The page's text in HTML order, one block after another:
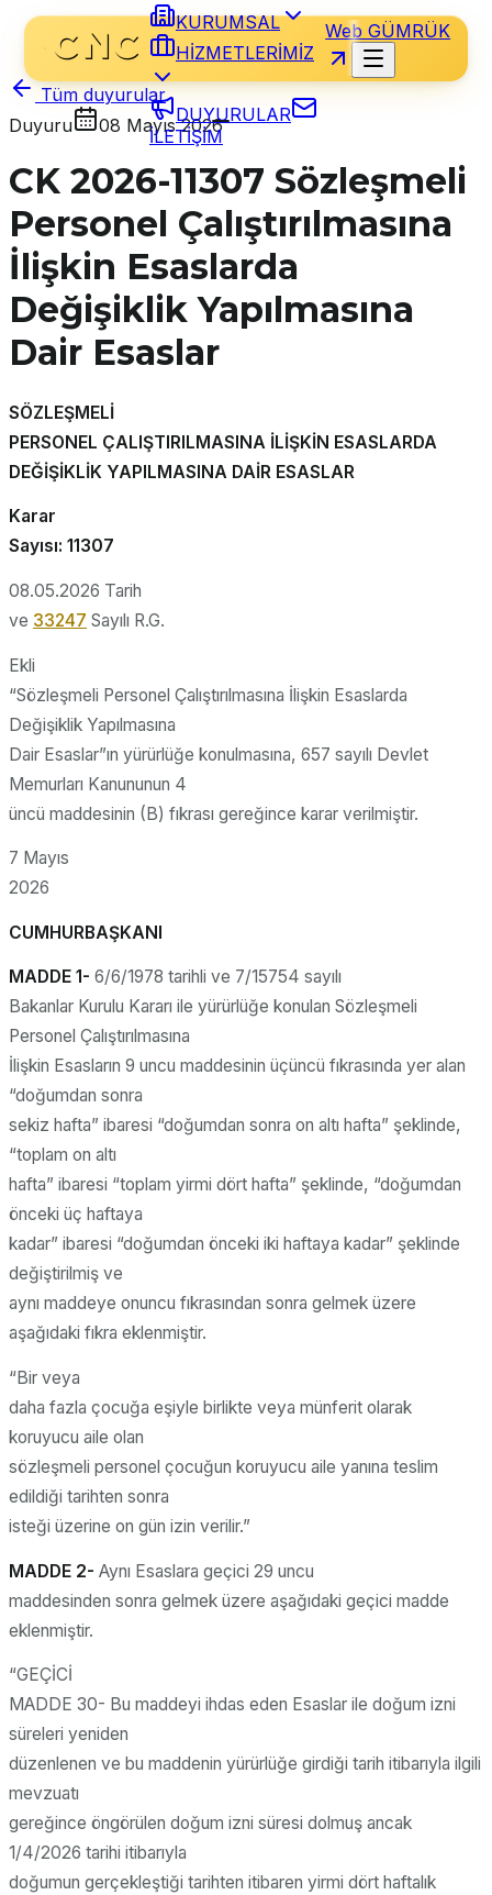
KURUMSAL
HİZMETLERİMİZ
DUYURULAR
İLETİŞİM
Web GÜMRÜK
Tüm duyurular
Duyuru
08 Mayıs 2026
CK 2026-11307 Sözleşmeli
Personel Çalıştırılmasına
İlişkin Esaslarda
Değişiklik Yapılmasına
Dair Esaslar
SÖZLEŞMELİ
PERSONEL ÇALIŞTIRILMASINA İLİŞKİN ESASLARDA
DEĞİŞİKLİK YAPILMASINA DAİR ESASLAR
Karar
Sayısı: 11307
08.05.2026 Tarih
ve 33247 Sayılı R.G.
Ekli
“Sözleşmeli Personel Çalıştırılmasına İlişkin Esaslarda
Değişiklik Yapılmasına
Dair Esaslar”ın yürürlüğe konulmasına, 657 sayılı Devlet
Memurları Kanununun 4
üncü maddesinin (B) fıkrası gereğince karar verilmiştir.
7 Mayıs
2026
CUMHURBAŞKANI
MADDE 1- 6/6/1978 tarihli ve 7/15754 sayılı
Bakanlar Kurulu Kararı ile yürürlüğe konulan Sözleşmeli
Personel Çalıştırılmasına
İlişkin Esasların 9 uncu maddesinin üçüncü fıkrasında yer alan
“doğumdan sonra
sekiz hafta” ibaresi “doğumdan sonra on altı hafta” şeklinde,
“toplam on altı
hafta” ibaresi “toplam yirmi dört hafta” şeklinde, “doğumdan
önceki üç haftaya
kadar” ibaresi “doğumdan önceki iki haftaya kadar” şeklinde
değiştirilmiş ve
aynı maddeye onuncu fıkrasından sonra gelmek üzere
aşağıdaki fıkra eklenmiştir.
“Bir veya
daha fazla çocuğa eşiyle birlikte veya münferit olarak
koruyucu aile olan
sözleşmeli personel çocuğun koruyucu aile yanına teslim
edildiği tarihten sonra
isteği üzerine on gün izin verilir.”
MADDE 2- Aynı Esaslara geçici 29 uncu
maddesinden sonra gelmek üzere aşağıdaki geçici madde
eklenmiştir.
“GEÇİCİ
MADDE 30- Bu maddeyi ihdas eden Esaslar ile doğum izni
süreleri yeniden
düzenlenen ve bu maddenin yürürlüğe girdiği tarih itibarıyla ilgili
mevzuatı
gereğince öngörülen doğum izni süresi dolmuş ancak
1/4/2026 tarihi itibarıyla
doğumun gerçekleştiği tarihten itibaren yirmi dört haftalık